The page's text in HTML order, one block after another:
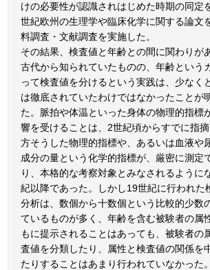
けの必要性が認識されはじめた時期の同定
世紀欧州の生理学や臨床化学に関する論文
料調査・文献調査を実施した。
その結果、検査値と年齢との間に関わりが
古代から知られていたものの、年齢という
って検査値を分けるという実践は、少なく
は徹底されていたわけではなかったことが
た。脈拍や体温といった身体の物理的指標
響を受けることは、2世紀頃からすでに指
方そうした物理的指標や、あるいは血液や
成分の量という化学的指標が、厳密に測定
り、本格的な考察対象とみなされるように
紀以降であった。しかし19世紀に行われた
分析は、数個から十数個という比較的少数
ているものが多く、年齢を含む被験者の属
もに提示されることはあっても、被験者の
査値を分類したり、属性と検査値の関係を
たりすることはあまり行われていなかった。